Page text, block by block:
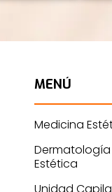
MENÚ
Medicina
Dermatología
Estética